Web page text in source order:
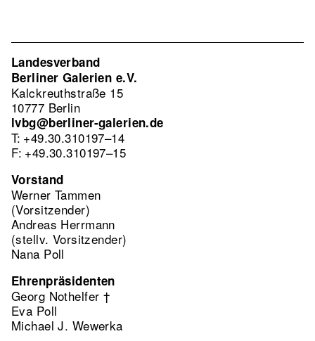
Landesverband
Berliner Galerien e.V.
Kalckreuthstraße 15
10777 Berlin
lvbg@berliner-galerien.de
T: +49.30.310197–14
F: +49.30.310197–15
Vorstand
Werner Tammen
(Vorsitzender)
Andreas Herrmann
(stellv. Vorsitzender)
Nana Poll
Ehrenpräsidenten
Georg Nothelfer †
Eva Poll
Michael J. Wewerka